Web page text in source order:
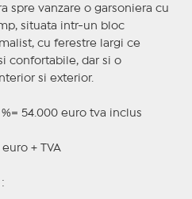
spre vanzare o garsoniera cu
situata intr-un bloc
cu ferestre largi ce
confortabile, dar si o
si exterior.
%= 54.000 euro tva inclus
+ TVA